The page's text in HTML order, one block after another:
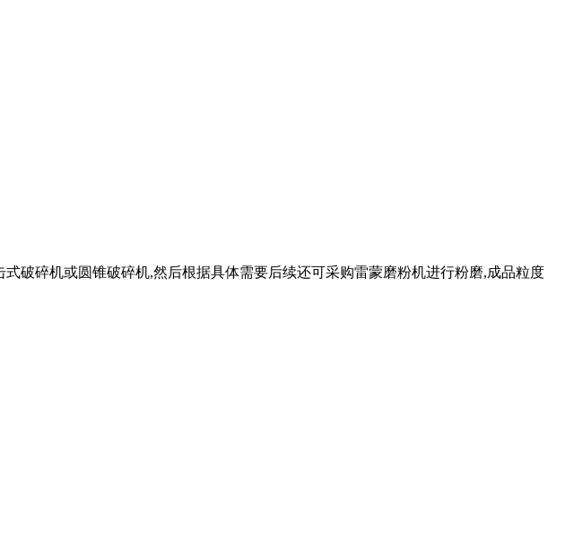
破碎机或圆锥破碎机,然后根据具体需要后续还可采购雷蒙磨粉机进行粉磨,成品粒度